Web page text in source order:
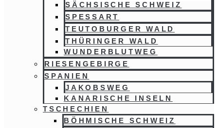
SÄCHSISCHE SCHWEIZ
SPESSART
TEUTOBURGER WALD
THÜRINGER WALD
WUNDERBLUTWEG
RIESENGEBIRGE
SPANIEN
JAKOBSWEG
KANARISCHE INSELN
TSCHECHIEN
BÖHMISCHE SCHWEIZ